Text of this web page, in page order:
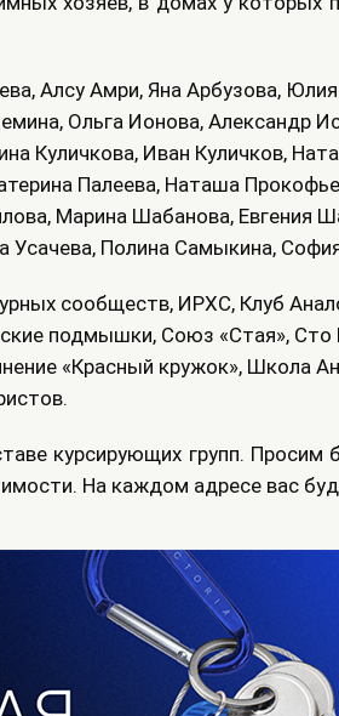
Алсу Амри, Яна Арбузова,
Ольга Ионова, Александр
Куличкова, Иван Куличков,
Палеева, Наташа
Марина Шабанова, Евгения
Усачева, Полина Самыкина,
сообществ, ИРХС, Клуб
подмышки, Союз «Стая»,
«Красный кружок», Школа
курсирующих групп.
На каждом адресе вас